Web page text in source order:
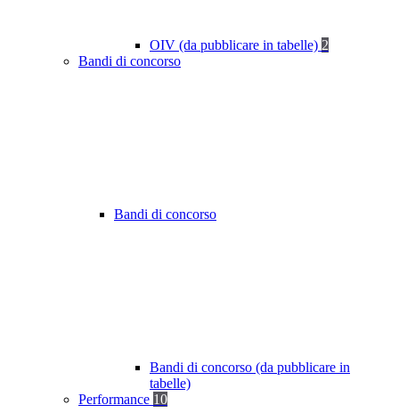
OIV (da pubblicare in tabelle) 2
Bandi di concorso
Bandi di concorso
Bandi di concorso (da pubblicare in
tabelle)
Performance 10